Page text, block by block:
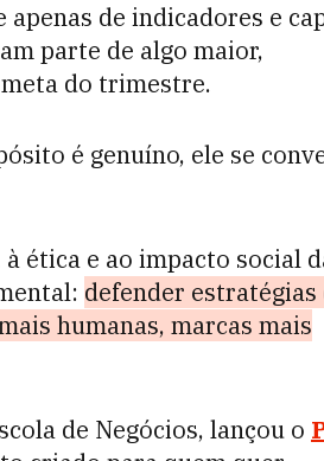
de indicadores e
parte de algo maior,
do trimestre.
é genuíno, ele se
ética e ao impacto social
defender estratégias
humanas, marcas mais
de Negócios, lançou o